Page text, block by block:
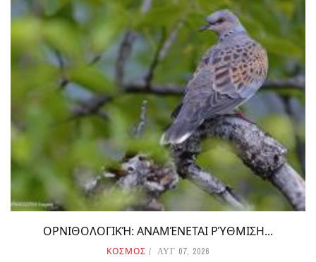
ΟΡΝΙΘΟΛΟΓΙΚΉ: ΑΝΑΜΈΝΕΤΑΙ ΡΎΘΜΙΣΗ...
ΚΟΣΜΟΣ ΑΥΓ 07, 2026